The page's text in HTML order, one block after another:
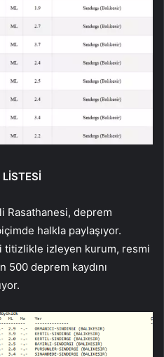
Rasathanesi, deprem
halkla paylaşıyor.
titizlikle izleyen kurum, resmi
500 deprem kaydını